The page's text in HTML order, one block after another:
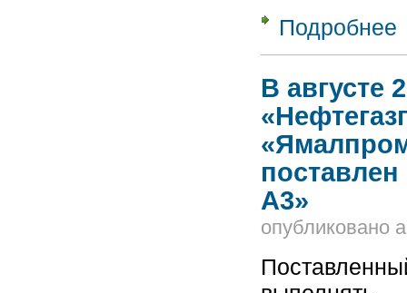
Подробнее
В августе
А3»
опубликовано